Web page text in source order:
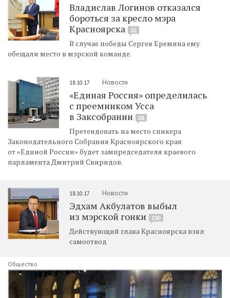
Владислав Логинов отказался
бороться за кресло мэра
Красноярска
32
В случае победы Сергея Еремина ему
обещали место в мэрской команде.
18.10.17 Новости
«Единая Россия» определилась
с преемником Усса
в Заксобрании
28
Претендовать на место спикера
Законодательного Собрания Красноярского края
от «Единой России» будет зампредседателя краевого
парламента Дмитрий Свиридов.
18.10.17 Новости
Эдхам Акбулатов выбыл
из мэрской гонки
230
Действующий глава Красноярска взял
самоотвод
Общество